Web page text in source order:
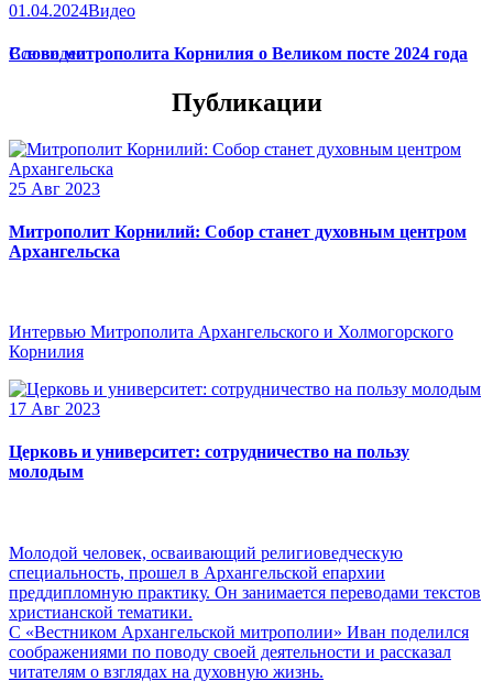
01.04.2024Видео
Слово митрополита Корнилия о Великом посте 2024 года
Все видео
Публикации
25 Авг 2023
Митрополит Корнилий: Собор станет духовным центром
Архангельска
Интервью Митрополита Архангельского и Холмогорского
Корнилия
17 Авг 2023
Церковь и университет: сотрудничество на пользу
молодым
Молодой человек, осваивающий религиоведческую
специальность, прошел в Архангельской епархии
преддипломную практику. Он занимается переводами текстов
христианской тематики.
С «Вестником Архангельской митрополии» Иван поделился
соображениями по поводу своей деятельности и рассказал
читателям о взглядах на духовную жизнь.